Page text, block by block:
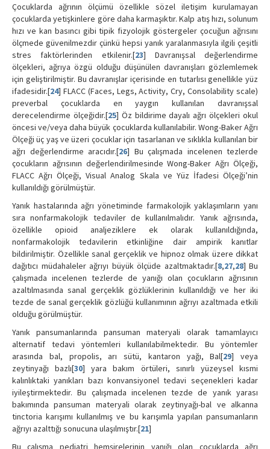
Çocuklarda ağrının ölçümü özellikle sözel iletişim kurulamayan
çocuklarda yetişkinlere göre daha karmaşıktır. Kalp atış hızı, solunum
hızı ve kan basıncı gibi tipik fizyolojik göstergeler çocuğun ağrısını
ölçmede güvenilmezdir çünkü hepsi yanık yaralanmasıyla ilgili çeşitli
stres faktörlerinden etkilenir.[23] Davranışsal değerlendirme
ölçekleri, ağrıya özgü olduğu düşünülen davranışları gözlemlemek
için geliştirilmiştir. Bu davranışlar içerisinde en tutarlısı genellikle yüz
ifadesidir.[24] FLACC (Faces, Legs, Activity, Cry, Consolability scale)
preverbal çocuklarda en yaygın kullanılan davranışsal
derecelendirme ölçeğidir.[25] Öz bildirime dayalı ağrı ölçekleri okul
öncesi ve/veya daha büyük çocuklarda kullanılabilir. Wong-Baker Ağrı
Ölçeği üç yaş ve üzeri çocuklar için tasarlanan ve sıklıkla kullanılan bir
ağrı değerlendirme aracıdır.[26] Bu çalışmada incelenen tezlerde
çocukların ağrısının değerlendirilmesinde Wong-Baker Ağrı Ölçeği,
FLACC Ağrı Ölçeği, Visual Analog Skala ve Yüz İfadesi Ölçeği’nin
kullanıldığı görülmüştür.
Yanık hastalarında ağrı yönetiminde farmakolojik yaklaşımların yanı
sıra nonfarmakolojik tedaviler de kullanılmalıdır. Yanık ağrısında,
özellikle opioid analjeziklere ek olarak kullanıldığında,
nonfarmakolojik tedavilerin etkinliğine dair ampirik kanıtlar
bildirilmiştir. Özellikle sanal gerçeklik ve hipnoz olmak üzere dikkat
dağıtıcı müdahaleler ağrıyı büyük ölçüde azaltmaktadır.[8,27,28] Bu
çalışmada incelenen tezlerde de yanığı olan çocukların ağrısının
azaltılmasında sanal gerçeklik gözlüklerinin kullanıldığı ve her iki
tezde de sanal gerçeklik gözlüğü kullanımının ağrıyı azaltmada etkili
olduğu görülmüştür.
Yanık pansumanlarında pansuman materyali olarak tamamlayıcı
alternatif tedavi yöntemleri kullanılabilmektedir. Bu yöntemler
arasında bal, propolis, arı sütü, kantaron yağı, Bal[29] veya
zeytinyağı bazlı[30] yara bakım örtüleri, sınırlı yüzeysel kısmi
kalınlıktaki yanıkları bazı konvansiyonel tedavi seçenekleri kadar
iyileştirmektedir. Bu çalışmada incelenen tezde de yanık yarası
bakımında pansuman materyali olarak zeytinyağı-bal ve alkanna
tinctoria karışımı kullanılmış ve bu karışımla yapılan pansumanların
ağrıyı azalttığı sonucuna ulaşılmıştır.[21]
Bu çalışma pediatri hemşirelerinin yanığı olan çocuklarda ağrı